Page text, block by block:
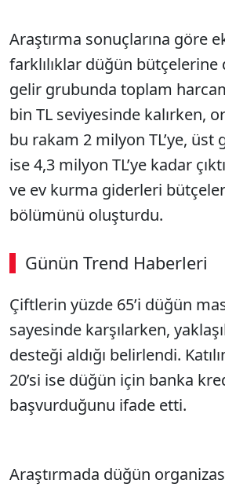
Araştırma sonuçlarına göre
farklılıklar düğün bütçelerine
gelir grubunda toplam
bin TL seviyesinde kalırken,
bu rakam 2 milyon TL’ye, üst
ise 4,3 milyon TL’ye kadar
ve ev kurma giderleri
bölümünü oluşturdu.
Günün Trend Haberleri
SÖZCÜ SON DAKİKA
Çiftlerin yüzde 65’i düğün
sayesinde karşılarken,
desteği aldığı belirlendi.
20’si ise düğün için banka
başvurduğunu ifade etti.
Araştırmada düğün